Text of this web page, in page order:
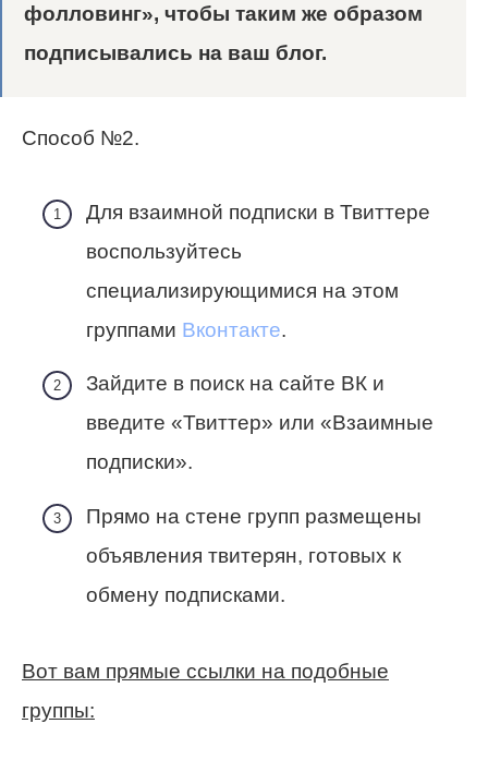
фолловинг», чтобы таким же образом
подписывались на ваш блог.
Способ №2.
Для взаимной подписки в Твиттере
воспользуйтесь
специализирующимися на этом
группами Вконтакте.
Зайдите в поиск на сайте ВК и
введите «Твиттер» или «Взаимные
подписки».
Прямо на стене групп размещены
объявления твитерян, готовых к
обмену подписками.
Вот вам прямые ссылки на подобные
группы: